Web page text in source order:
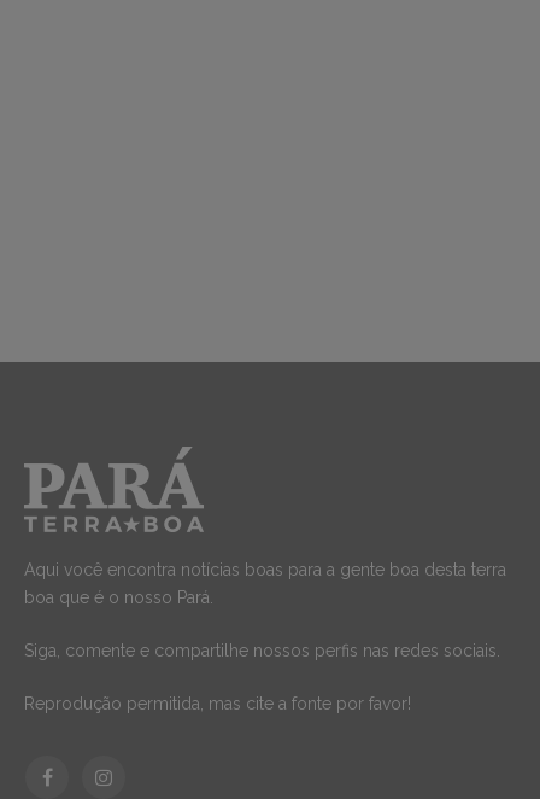
Aqui você encontra notícias boas para a gente boa desta terra
boa que é o nosso Pará.
Siga, comente e compartilhe nossos perfis nas redes sociais.
Reprodução permitida, mas cite a fonte por favor!
FacebookInstagram